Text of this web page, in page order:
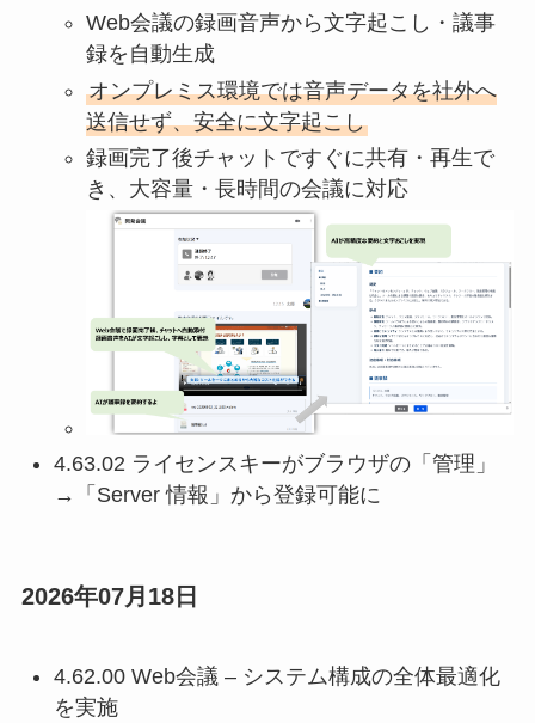
Web会議の録画音声から文字起こし・議事
録を自動生成
オンプレミス環境では音声データを社外へ
送信せず、安全に文字起こし
録画完了後チャットですぐに共有・再生で
き、大容量・長時間の会議に対応
4.63.02 ライセンスキーがブラウザの「管理」
→「Server 情報」から登録可能に
2026年07月18日
4.62.00 Web会議 – システム構成の全体最適化
を実施